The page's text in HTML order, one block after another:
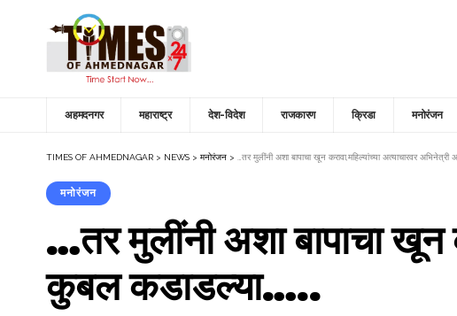
अहमदनगर महाराष्ट्र देश-विदेश राजकारण क्रिडा मनोरंजन
TIMES OF AHMEDNAGAR > NEWS > मनोरंजन > …तर मुलींनी अशा बापाचा खून करावा,महिल्यांच्या अत्याचारवर
मनोरंजन
…तर मुलींनी अशा बापाचा खून
कुबल कडाडल्या…..